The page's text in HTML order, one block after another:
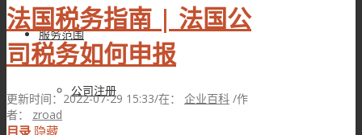
服务范围
公司注册
法国税务指南 | 法国公
司税务如何申报
更新时间：2022-07-29 15:33/在： 企业百科 /作
者： zroad